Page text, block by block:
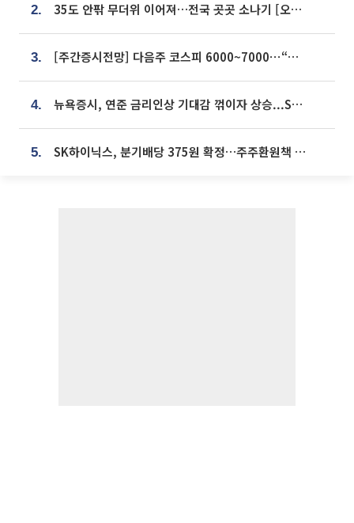
2. 35도 안팎 무더위 이어져…전국 곳곳 소나기 [오늘 날씨]
3. [주간증시전망] 다음주 코스피 6000~7000⋯“外人 수급은 정책이 변수”
4. 뉴욕증시, 연준 금리인상 기대감 꺾이자 상승...S&P500 사상 최고치 [종합]
5. SK하이닉스, 분기배당 375원 확정…주주환원책 9월로 앞당겨 발표